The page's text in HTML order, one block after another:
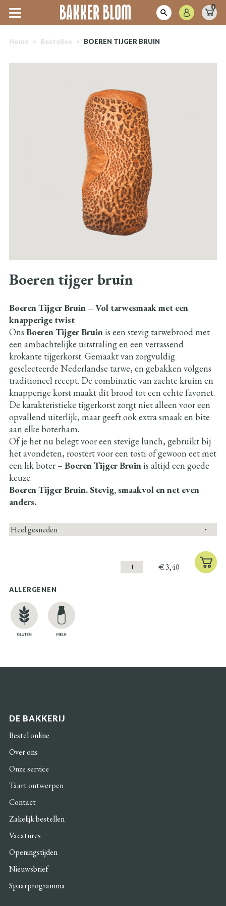
0
Home > Bestellen > BOEREN TIJGER BRUIN
Boeren tijger bruin
Boeren Tijger Bruin – Vol tarwesmaak met een
knapperige twist
Ons Boeren Tijger Bruin is een stevig tarwebrood met
een ambachtelijke uitstraling en een verrassend
krokante tijgerkorst. Gemaakt van zorgvuldig
geselecteerde Nederlandse tarwe, en gebakken volgens
traditioneel recept. De combinatie van zachte kruim en
knapperige korst maakt dit brood tot een echte favoriet.
De karakteristieke tijgerkorst zorgt niet alleen voor een
opvallend uiterlijk, maar geeft ook extra smaak en bite
aan elke boterham.
Of je het nu belegt voor een stevige lunch, gebruikt bij
het avondeten, roostert voor een tosti of gewoon eet met
een lik boter – Boeren Tijger Bruin is altijd een goede
keuze.
Boeren Tijger Bruin. Stevig, smaakvol en net even
anders.
€3,40
ALLERGENEN
DE BAKKERIJ
Bestel online
Over ons
Onze service
Taart ontwerpen
Contact
Zakelijk bestellen
Vacatures
Openingstijden
Nieuwsbrief
Spaarprogramma